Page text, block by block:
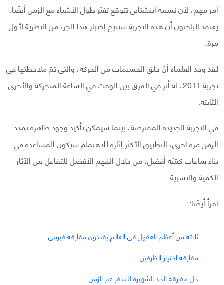
أمر مهم، لأن نسبية أينشتاين تتوقع تغيّر طول الأشياء مع الزمن أيضًا.
يعتقد الباحثون أن هذه التجربة ستتيح إختبار هذا الجزء من النظرية لأول
مرة.
لقد وجد العلماء أنّ خلق الجسيمات من الحركة، والتي تمّ ملاحظتها في
تجربة 2011، له أثر في الفرق بين الوقت في الساعة المتحركة والأخرى
الثابتة.
في التجربة الجديدة المفترضة، بينما سيمكن تأكيد وجود ظاهرة تمدد
الزمن مرة أخرى، التطبيق الأكثر إثارة للاهتمام سيكون المساعدة في
بناء ساعات كمّيّة أفضل، من خلال الفهم الأفضل للتفاعل بين الآثار
الكمية والنسبية.
اقرأ أيضًا:
ثلاثة من أعظم العقول في العالم يفندون مفارقة فيرمي
مفارقة اختيار الظرفين
حل مفارقة الجد الشهيرة للسفر عبر الزمن